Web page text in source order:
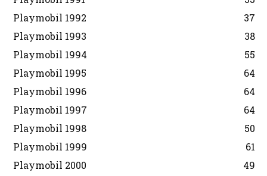
Playmobil 1992
37
Playmobil 1993
38
Playmobil 1994
55
Playmobil 1995
64
Playmobil 1996
64
Playmobil 1997
64
Playmobil 1998
50
Playmobil 1999
61
Playmobil 2000
49